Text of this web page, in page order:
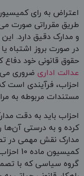
طریق مقرراتی صورت
و مدارک دقیق دارد.
در صورت بروز اشتباه
حقوق قانونی خود دفاع
عدالت اداری
احزاب، فرآیندی است
مستندات مربوطه به
احزاب باید به دقت
کرده و به درستی آن‌ها
مدارک نقش مهمی در
گروه سیاسی که با